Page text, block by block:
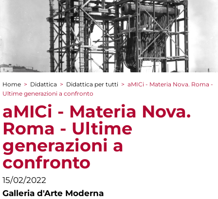
Tu sei qui
Home > Didattica > Didattica per tutti > aMICi - Materia Nova. Roma -
Ultime generazioni a confronto
aMICi - Materia Nova.
Roma - Ultime
generazioni a
confronto
15/02/2022
Galleria d'Arte Moderna